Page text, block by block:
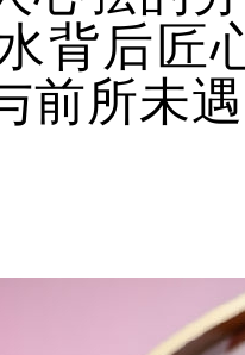
背后匠
前所未